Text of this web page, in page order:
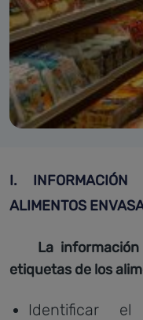
I.
ALIMENTOS
La información
etiquetas de los
Identificar